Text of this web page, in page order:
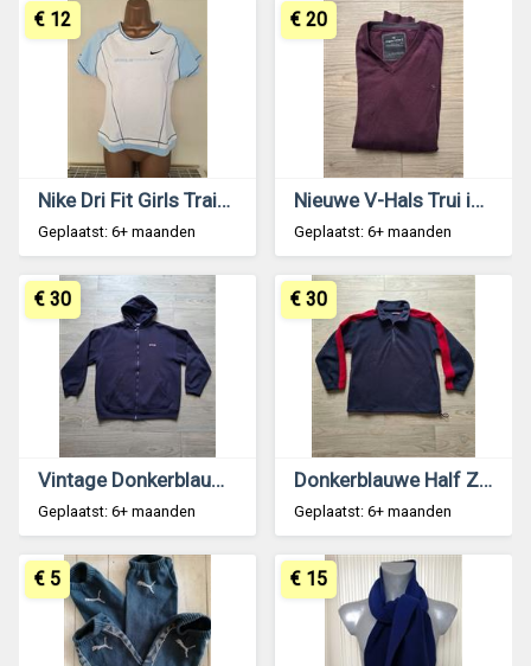
Nike Dri Fit Girls Training T-Shirt 158-170
Geplaatst: 6+ maanden
€ 12
Nieuwe V-Hals Trui in Prachtig Aubergine XXL
Geplaatst: 6+ maanden
€ 20
Vintage Donkerblauwe Hoodie van Donnay - XXL
Geplaatst: 6+ maanden
€ 30
Donkerblauwe Half Zip Fleece Sweater Hazard Sport
Geplaatst: 6+ maanden
€ 30
€ 5 € 15